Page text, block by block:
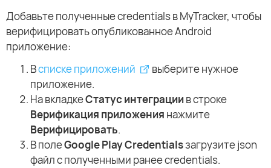
Добавьте полученные credentials в MyTracker, чтобы
верифицировать опубликованное Android
приложение:
Всписке приложений
выберите нужное
приложение.
На вкладкеСтатус интеграциив строке
Верификация приложения нажмите
Верифицировать.
В полеGoogle Play Credentialsзагрузите json
файл с полученными ранее credentials.